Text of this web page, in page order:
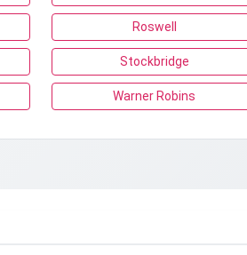
Roswell
Stockbridge
Warner Robins